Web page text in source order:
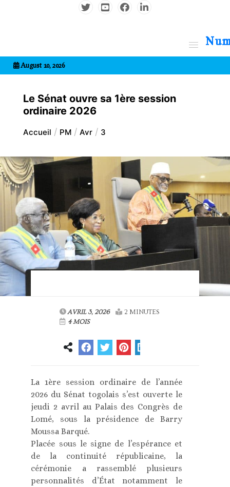
August 10, 2026
Le Sénat ouvre sa 1ère session
ordinaire 2026
Accueil PM Avr 3
AVRIL 3, 2026
2 MINUTES
4 MOIS
La 1ère session ordinaire de l’année
2026 du Sénat togolais s’est ouverte le
jeudi 2 avril au Palais des Congrès de
Lomé, sous la présidence de Barry
Moussa Barqué.
Placée sous le signe de l’espérance et
de la continuité républicaine, la
cérémonie a rassemblé plusieurs
personnalités d’État notamment le